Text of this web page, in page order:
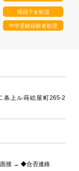
帰国子女歓迎
中学受験経験者歓迎
条上ル蒔絵屋町265-2
接 → ◆合否連絡